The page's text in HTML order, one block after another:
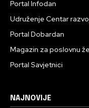
Portal Infodan
Udruženje Centar
Portal Dobardan
Magazin za poslovnu
Portal Savjetnici
NAJNOVIJE